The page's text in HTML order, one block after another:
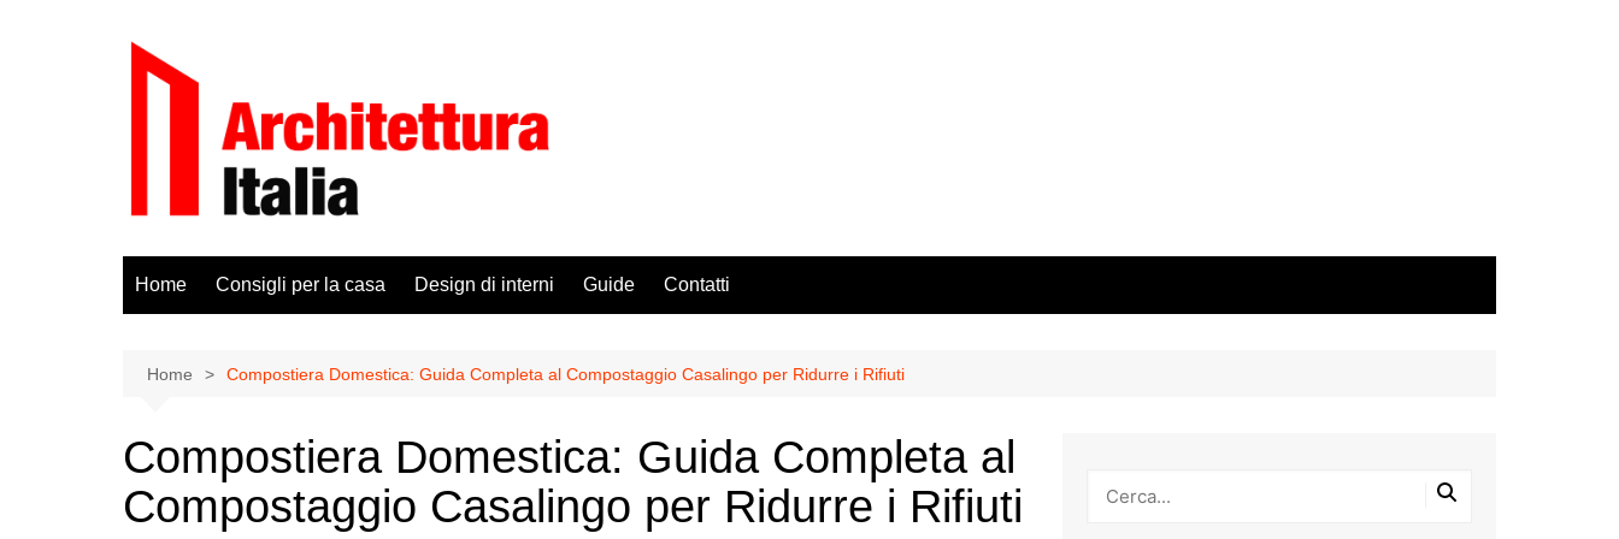
Home Consigli per la casa Design di interni Guide Contatti
Home Compostiera Domestica: Guida Completa al Compostaggio Casalingo per Ridurre i Rifiuti
Compostiera Domestica: Guida Completa al
Compostaggio Casalingo per Ridurre i Rifiuti